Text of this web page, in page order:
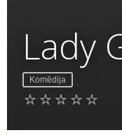
Lady
Komēdija